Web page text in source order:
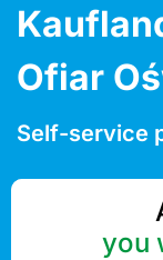
Ofiar
Self-service
you